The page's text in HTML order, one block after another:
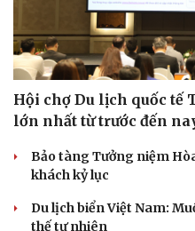
Du lịch
Tư vấn
Săn Tour
check-in
Hội chợ Du lịch quốc tế
lớn nhất từ trước đến
Bảo tàng Tưởng niệm
khách kỷ lục
Du lịch biển Việt Nam:
thế tự nhiên